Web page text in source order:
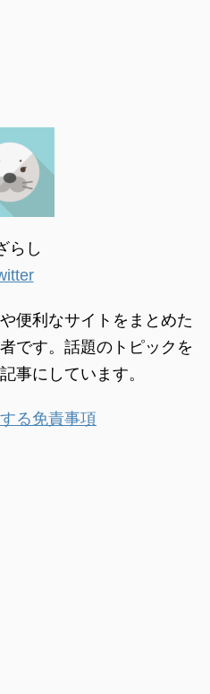
らし
便利なサイトをまとめた
です。話題のトピックを
事にしています。
る免責事項